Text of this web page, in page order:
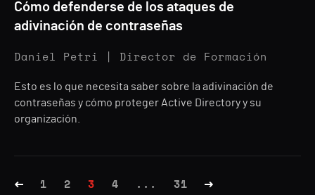
Cómo defenderse de los ataques de
adivinación de contraseñas
Daniel Petri | Director de Formación
Esto es lo que necesita saber sobre la adivinación de
contraseñas y cómo proteger Active Directory y su
organización.
1 2 3 4 ... 31